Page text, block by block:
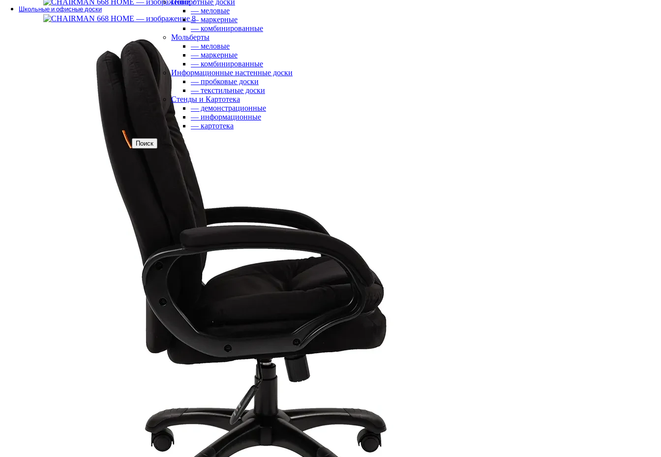
— меловые
— маркерные
— комбинированные
Мольберты
— меловые
— маркерные
— комбинированные
Информационные настенные доски
— пробковые доски
— текстильные доски
Стенды и Картотека
— демонстрационные
— информационные
— картотека
Поиск
Школьные и офисные доски
Одноэлементные настенные доски
• стеклянные
Двухэлементные настенные доски
• комбинированные
Трехэлементные настенные доски
• комбинированные
Пятиэлементные настенные доски